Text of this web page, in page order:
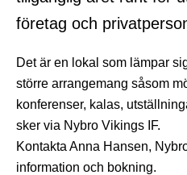
företag och
Det är en lokal som lämpar
större arrangemang såsom
konferenser, kalas,
sker via Nybro Vikings IF.
Kontakta Anna Hansen,
information och bokning.